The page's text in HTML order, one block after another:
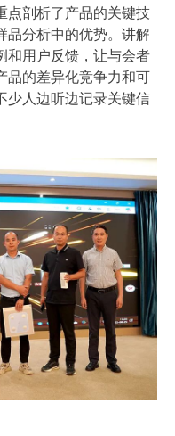
点剖析了产品的关键技
品分析中的优势。讲解
和用户反馈，让与会者
品的差异化竞争力和可
少人边听边记录关键信